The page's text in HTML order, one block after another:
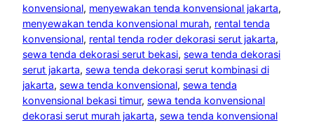
konvensional, menyewakan tenda konvensional jakarta
menyewakan tenda konvensional murah, rental tenda
konvensional, rental tenda roder dekorasi serut jakarta
sewa tenda dekorasi serut bekasi, sewa tenda dekorasi
serut jakarta, sewa tenda dekorasi serut kombinasi di
jakarta, sewa tenda konvensional, sewa tenda
konvensional bekasi timur, sewa tenda konvensional
dekorasi serut murah jakarta, sewa tenda konvensional